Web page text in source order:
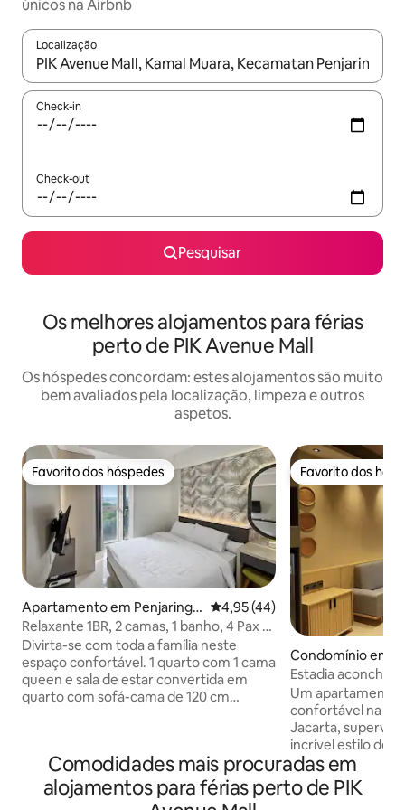
únicos na Airbnb
Localização
Quando os resultados estiverem disponíveis, navegue com
Check-in
Check-out
Pesquisar
Os melhores alojamentos para férias
perto de PIK Avenue Mall
Os hóspedes concordam: estes alojamentos são muito
bem avaliados pela localização, limpeza e outros
aspetos.
Favorito dos hóspedes
Favorito dos hóspedes
Apartamento em Penjaringa
n
Classificação média de 4,95
4,95 (44)
Relaxante 1BR, 2 camas, 1 banho, 4 Pax -
Gold Coast PIK
Divirta-se com toda a família neste
espaço confortável. 1 quarto com 1 cama
queen e sala de estar convertida em
quarto com sofá-cama de 120 cm
quarto com ar condicionado e televisão.
Adequado para 4 pessoas, melhor para
Favorito dos
Favorito dos
Condomínio em
Penjaringan
Estadia
Um apartamento
confortável na
Jacarta,
incrível estilo de
desenvolvimento
Kapuk. Um apartamento de 1 quarto
com design
Comodidades mais procuradas em
alojamentos para férias perto de PIK